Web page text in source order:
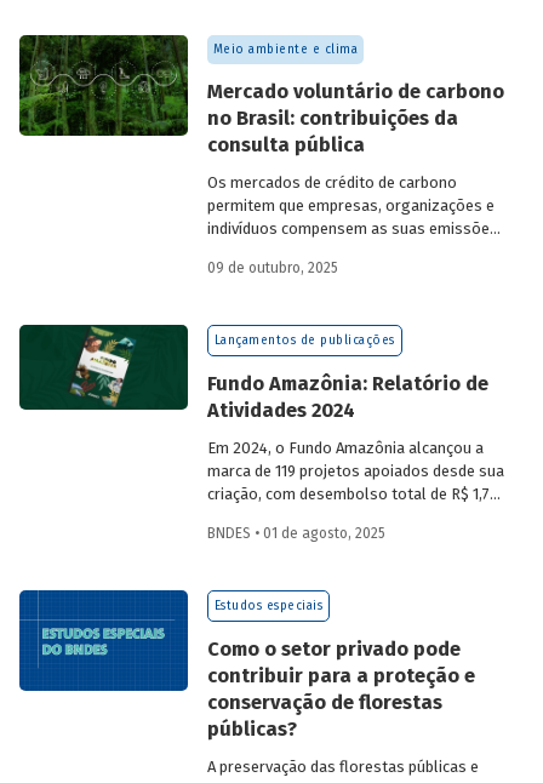
as discussões das mesas de negociações
saiam do discurso e resultem em
compromissos, planos de ações e metas,
com prazos e recursos definidos.
Meio ambiente e clima
Mercado voluntário de carbono
no Brasil: contribuições da
consulta pública
Os mercados de crédito de carbono
permitem que empresas, organizações e
indivíduos compensem as suas emissões
por projetos de redução de emissões
MMA realizaram uma consulta pública
sobre a certificação de carbono no
contribuições da sociedade civil,
especialistas e entidades do setor
visando avaliar os desafios e
oportunidades desse mercado. Conheça
os resultados.
09 de outubro, 2025
Lançamentos de publicações
Fundo Amazônia: Relatório de
Atividades 2024
Em 2024, o Fundo Amazônia alcançou a
marca de 119 projetos apoiados desde sua
criação, com desembolso total de R$ 1,76
sua atuação e os projetos estão reunidas
BNDES • 01 de agosto, 2025
Estudos especiais
Como o setor privado pode
contribuir para a proteção e
conservação de florestas
públicas?
A preservação das florestas públicas e